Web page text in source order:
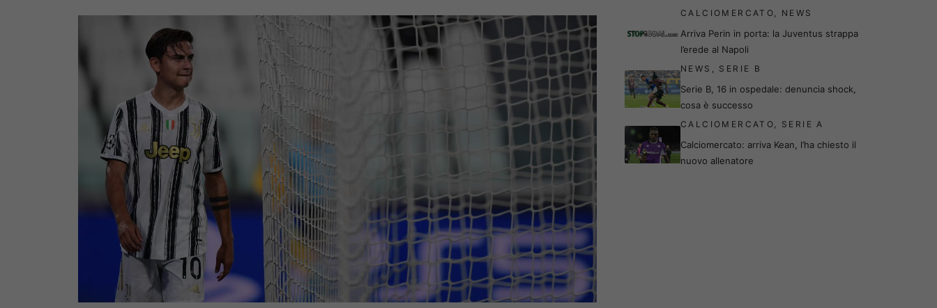
CALCIOMERCATO, NEWS
Arriva Perin in porta: la Juventus strappa
l’erede al Napoli
NEWS , SERIE B
Serie B, 16 in ospedale: denuncia shock,
cosa è successo
CALCIOMERCATO, SERIE A
Calciomercato: arriva Kean, l’ha chiesto il
nuovo allenatore